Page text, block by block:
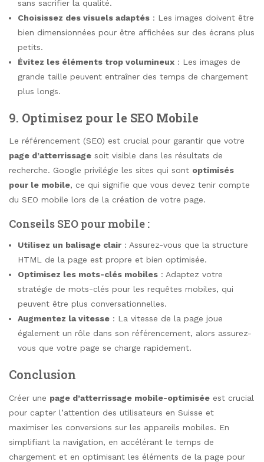
sans sacrifier la qualité.
Choisissez des visuels adaptés : Les images doivent être
bien dimensionnées pour être affichées sur des écrans plus
petits.
Évitez les éléments trop volumineux : Les images de
grande taille peuvent entraîner des temps de chargement
plus longs.
9. Optimisez pour le SEO Mobile
Le référencement (SEO) est crucial pour garantir que votre
page d’atterrissage soit visible dans les résultats de
recherche. Google privilégie les sites qui sont optimisés
pour le mobile, ce qui signifie que vous devez tenir compte
du SEO mobile lors de la création de votre page.
Conseils SEO pour mobile :
Utilisez un balisage clair : Assurez-vous que la structure
HTML de la page est propre et bien optimisée.
Optimisez les mots-clés mobiles : Adaptez votre
stratégie de mots-clés pour les requêtes mobiles, qui
peuvent être plus conversationnelles.
Augmentez la vitesse : La vitesse de la page joue
également un rôle dans son référencement, alors assurez-
vous que votre page se charge rapidement.
Conclusion
Créer une page d’atterrissage mobile-optimisée est crucial
pour capter l’attention des utilisateurs en Suisse et
maximiser les conversions sur les appareils mobiles. En
simplifiant la navigation, en accélérant le temps de
chargement et en optimisant les éléments de la page pour